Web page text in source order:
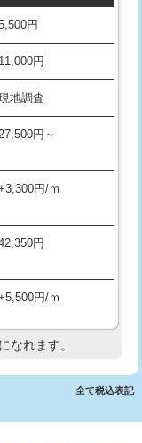
38,500円
22,000円
16,500円
現場見積
22,000円+材料費
16,500円
円~
円
11,000円
地調査
円～
円/ｍ
円
円/ｍ
現地調査
円
なれます。
全て税込表記